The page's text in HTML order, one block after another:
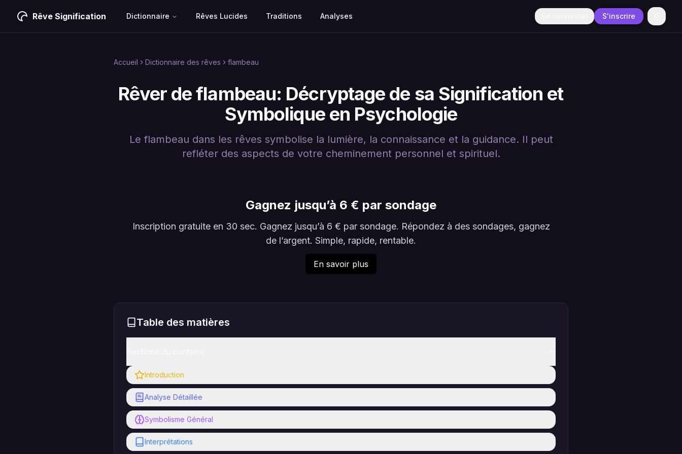
Rêve Signification Dictionnaire Rêves Lucides Traditions Analyses S'inscrire
Accueil Dictionnaire des rêves flambeau
Rêver de flambeau: Décryptage de sa Signification et
Symbolique en Psychologie
Le flambeau dans les rêves symbolise la lumière, la connaissance et la guidance. Il peut
refléter des aspects de votre cheminement personnel et spirituel.
Gagnez jusqu’à 6 € par sondage
Inscription gratuite en 30 sec. Gagnez jusqu’à 6 € par sondage. Répondez à des sondages, gagnez
de l’argent. Simple, rapide, rentable.
En savoir plus
Table des matières
Introduction
Analyse Détaillée
Symbolisme Général
Interprétations